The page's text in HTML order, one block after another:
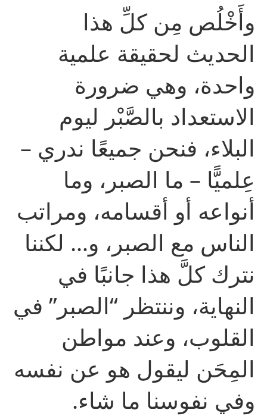
وأَخْلُص مِن كلِّ هذا
الحديث لحقيقة علمية
واحدة، وهي ضرورة
الاستعداد بالصَّبْر ليوم
البلاء، فنحن جميعًا ندري –
عِلميًّا – ما الصبر، وما
أنواعه أو أقسامه، ومراتب
الناس مع الصبر، و… لكننا
نترك كلَّ هذا جانبًا في
النهاية، وننتظر “الصبر” في
القلوب، وعند مواطن
المِحَن ليقول هو عن نفسه
وفي نفوسنا ما شاء.